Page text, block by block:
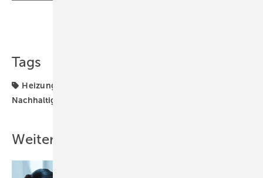
Tags
Heizungstechnik
Nachhaltigkeit
Weitere Inhalte